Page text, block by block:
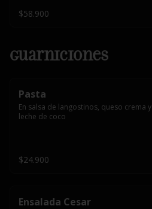
$58.900
Guarniciones
Pasta
En salsa de langostinos, queso crema y
leche de coco
$24.900
Ensalada Cesar